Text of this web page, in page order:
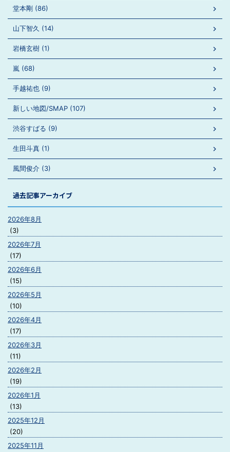
堂本剛 (86)
山下智久 (14)
岩橋玄樹 (1)
嵐 (68)
手越祐也 (9)
新しい地図/SMAP (107)
渋谷すばる (9)
生田斗真 (1)
風間俊介 (3)
過去記事アーカイブ
2026年8月
(3)
2026年7月
(17)
2026年6月
(15)
2026年5月
(10)
2026年4月
(17)
2026年3月
(11)
2026年2月
(19)
2026年1月
(13)
2025年12月
(20)
2025年11月